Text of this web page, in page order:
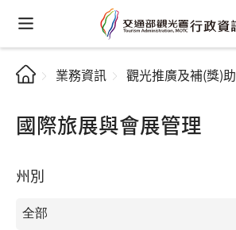
業務資訊 觀光推廣及補(獎)助
國際旅展與會展管理
州別